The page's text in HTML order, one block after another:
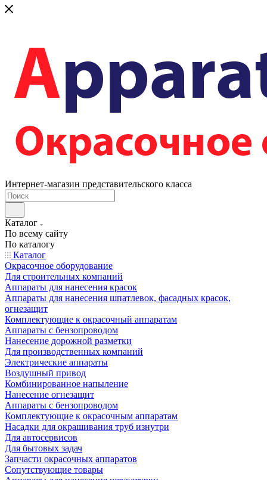
Интернет-магазин представительского класса
Каталог
По всему сайту
По каталогу
Каталог
Окрасочное оборудование
Для строительных компаний
Аппараты для нанесения красок
Аппараты для нанесения шпатлевок, фасадных красок,
огнезащит
Комплектующие к окрасочный аппаратам
Аппараты с бензопроводом
Нанесение дорожной разметки
Для производственных компаний
Электрические аппараты
Воздушный привод
Комбинированное напыление
Нанесение огнезащит
Аппараты с бензопроводом
Комплектующие к окрасочным аппаратам
Насадки для окрашивания труб изнутри
Для автосервисов
Для бытовых задач
Запчасти окрасочных аппаратов
Сопутствующие товары